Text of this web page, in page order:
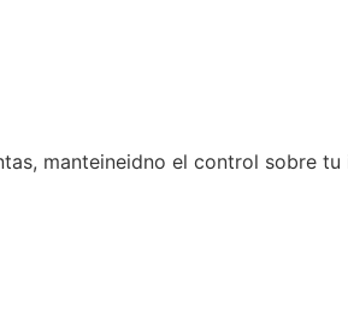
manteineidno el control sobre